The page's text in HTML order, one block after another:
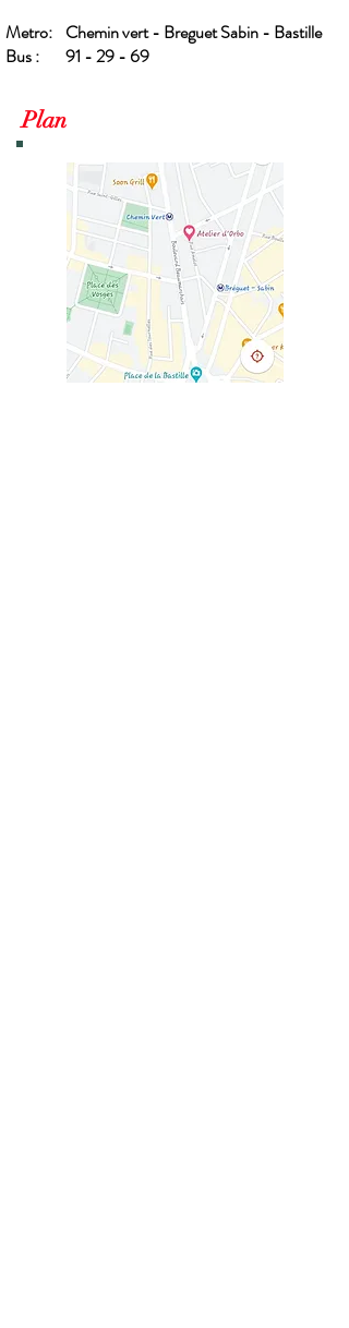
Metro: Chemin vert - Breguet Sabin - Bastille
Bus : 91 - 29 - 69
Plan